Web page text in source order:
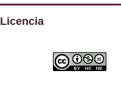
Licencia